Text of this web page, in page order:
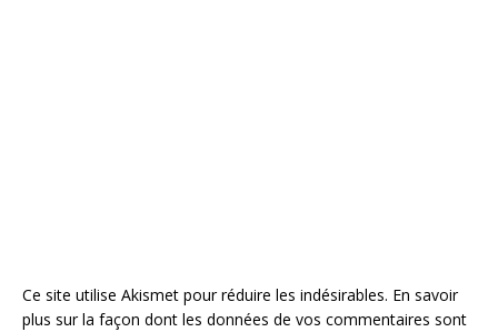
Ce site utilise Akismet pour réduire les indésirables. En savoir
plus sur la façon dont les données de vos commentaires sont